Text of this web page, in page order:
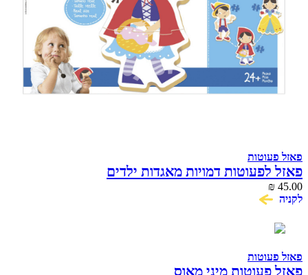
פאזל פעוטות
פאזל לפעוטות דמויות מאגדות ילדים
₪ 45.00
לקניה
פאזל פעוטות
פאזל פעוטות מיני מאוס